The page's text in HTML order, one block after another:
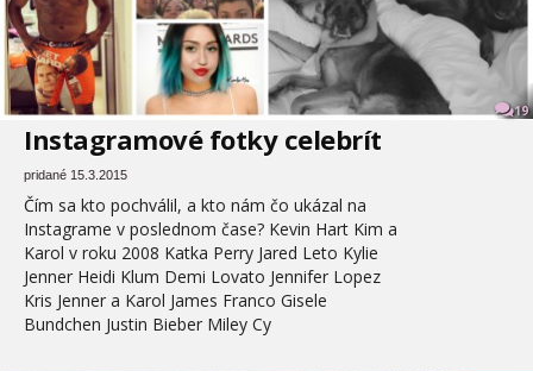
19
Instagramové fotky celebrít
pridané 15.3.2015
Čím sa kto pochválil, a kto nám čo ukázal na
Instagrame v poslednom čase? Kevin Hart Kim a
Karol v roku 2008 Katka Perry Jared Leto Kylie
Jenner Heidi Klum Demi Lovato Jennifer Lopez
Kris Jenner a Karol James Franco Gisele
Bundchen Justin Bieber Miley Cy